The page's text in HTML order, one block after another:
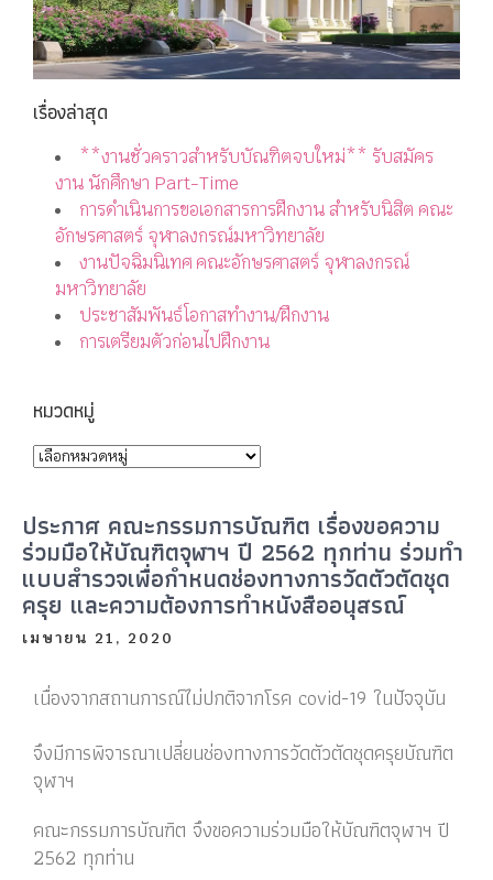
เรื่องล่าสุด
**งานชั่วคราวสำหรับบัณฑิตจบใหม่** รับสมัคร
งาน นักศึกษา Part-Time
การดำเนินการขอเอกสารการฝึกงาน สำหรับนิสิต คณะ
อักษรศาสตร์ จุฬาลงกรณ์มหาวิทยาลัย
งานปัจฉิมนิเทศ คณะอักษรศาสตร์ จุฬาลงกรณ์
มหาวิทยาลัย
ประชาสัมพันธ์โอกาสทำงาน/ฝึกงาน
การเตรียมตัวก่อนไปฝึกงาน
หมวดหมู่
ประกาศ คณะกรรมการบัณฑิต เรื่องขอความ
ร่วมมือให้บัณฑิตจุฬาฯ ปี 2562 ทุกท่าน ร่วมทำ
แบบสำรวจเพื่อกำหนดช่องทางการวัดตัวตัดชุด
ครุย และความต้องการทำหนังสืออนุสรณ์
เมษายน 21, 2020
เนื่องจากสถานการณ์ไม่ปกติจากโรค covid-19 ในปัจจุบัน
จึงมีการพิจารณาเปลี่ยนช่องทางการวัดตัวตัดชุดครุยบัณฑิต
จุฬาฯ
คณะกรรมการบัณฑิต จึงขอความร่วมมือให้บัณฑิตจุฬาฯ ปี
2562 ทุกท่าน